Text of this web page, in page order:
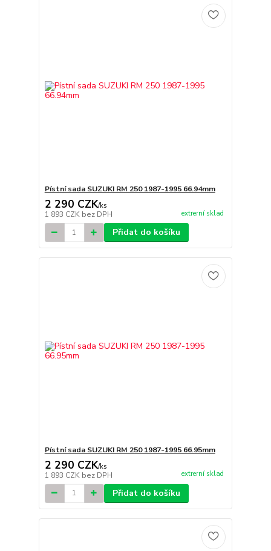
Pístní sada SUZUKI RM 250 1987-1995 66.94mm
2 290 CZK/ks
1 893 CZK bez DPH extrerní sklad
Přidat do košíku
Pístní sada SUZUKI RM 250 1987-1995 66.95mm
2 290 CZK/ks
1 893 CZK bez DPH extrerní sklad
Přidat do košíku